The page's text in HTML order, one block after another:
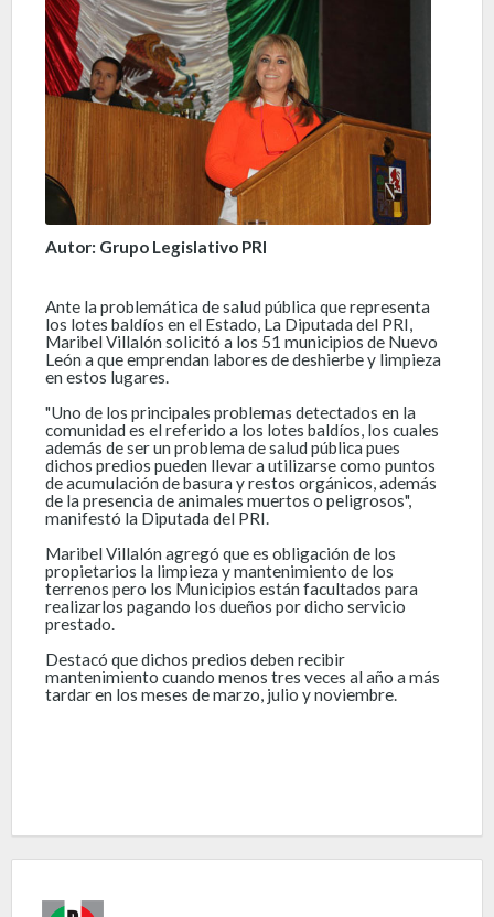
Autor: Grupo Legislativo PRI
Ante la problemática de salud pública que representa
los lotes baldíos en el Estado, La Diputada del PRI,
Maribel Villalón solicitó a los 51 municipios de Nuevo
León a que emprendan labores de deshierbe y limpieza
en estos lugares.
"Uno de los principales problemas detectados en la
comunidad es el referido a los lotes baldíos, los cuales
además de ser un problema de salud pública pues
dichos predios pueden llevar a utilizarse como puntos
de acumulación de basura y restos orgánicos, además
de la presencia de animales muertos o peligrosos",
manifestó la Diputada del PRI.
Maribel Villalón agregó que es obligación de los
propietarios la limpieza y mantenimiento de los
terrenos pero los Municipios están facultados para
realizarlos pagando los dueños por dicho servicio
prestado.
Destacó que dichos predios deben recibir
mantenimiento cuando menos tres veces al año a más
tardar en los meses de marzo, julio y noviembre.